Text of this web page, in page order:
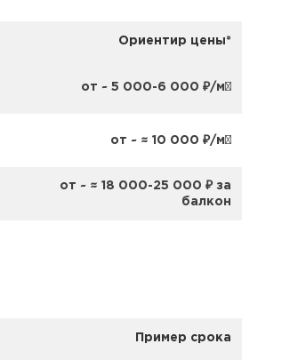
Ориентир цены*
от ~ 5 000-6 000 ₽/м²
от ~ ≈ 10 000 ₽/м²
от ~ ≈ 18 000-25 000 ₽ за
балкон
Пример срока